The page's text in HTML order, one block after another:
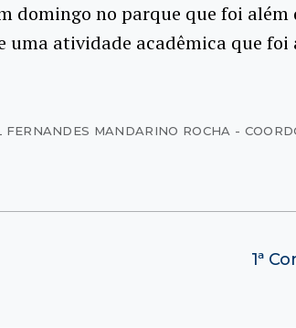
domingo no parque que foi
atividade acadêmica que foi
FERNANDES MANDARINO ROCHA -
1ª